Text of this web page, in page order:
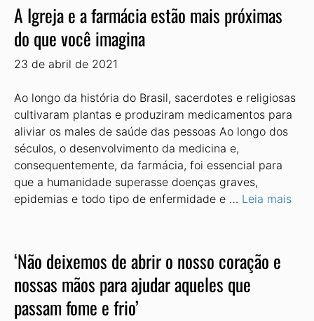
A Igreja e a farmácia estão mais próximas
do que você imagina
23 de abril de 2021
Ao longo da história do Brasil, sacerdotes e religiosas
cultivaram plantas e produziram medicamentos para
aliviar os males de saúde das pessoas Ao longo dos
séculos, o desenvolvimento da medicina e,
consequentemente, da farmácia, foi essencial para
que a humanidade superasse doenças graves,
epidemias e todo tipo de enfermidade e … Leia mais
‘Não deixemos de abrir o nosso coração e
nossas mãos para ajudar aqueles que
passam fome e frio’